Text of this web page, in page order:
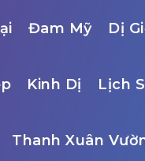
Đam Mỹ Dị
Kinh Dị Lịch
Thanh Xuân